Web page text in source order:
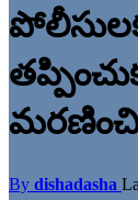
By dishadasha